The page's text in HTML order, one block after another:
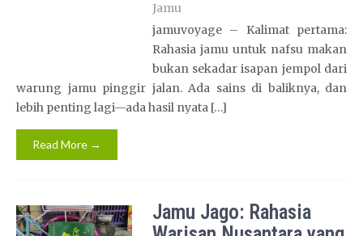
Jamu
jamuvoyage – Kalimat pertama:
Rahasia jamu untuk nafsu makan
bukan sekadar isapan jempol dari
warung jamu pinggir jalan. Ada sains di baliknya, dan
lebih penting lagi—ada hasil nyata […]
Read More →
Jamu Jago: Rahasia